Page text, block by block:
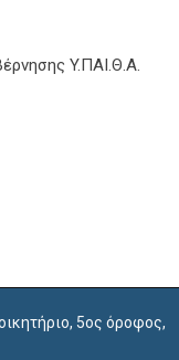
Y.ΠΑΙ.Θ.Α.
5ος όροφος,